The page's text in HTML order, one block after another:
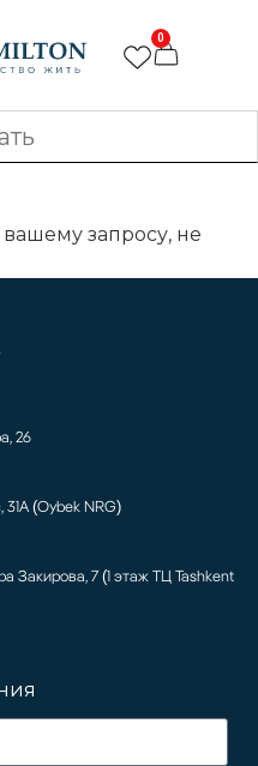
0
запросу, не
26
31А (Oybek NRG)
Закирова, 7 (1 этаж ТЦ Tashkent